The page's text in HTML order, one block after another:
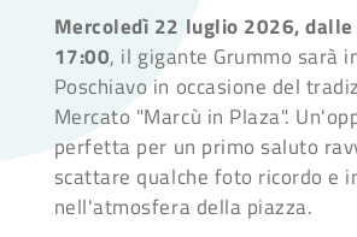
Mercoledì 22 luglio 2026,
17:00, il gigante Grummo sarà
Poschiavo in occasione del
Mercato "Marcù in Plaza".
perfetta per un primo saluto
scattare qualche foto ricordo e
nell'atmosfera della piazza.